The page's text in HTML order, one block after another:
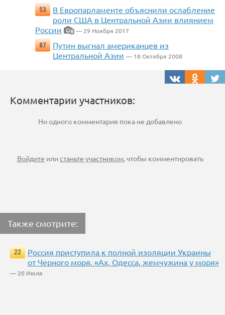
53
В Европарламенте объяснили ослабление
роли США в Центральной Азии влиянием
России
6 — 29 Ноября 2017
87
Путин выгнал американцев из
Центральной Азии — 18 Октября 2008
Комментарии участников:
Ни одного комментария пока не добавлено
Войдите илистаньте участником, чтобы комментировать
Также смотрите:
22
Россия приступила к полной изоляции Украины
от Черного моря. «Ах, Одесса, жемчужина у моря»
— 20 Июля